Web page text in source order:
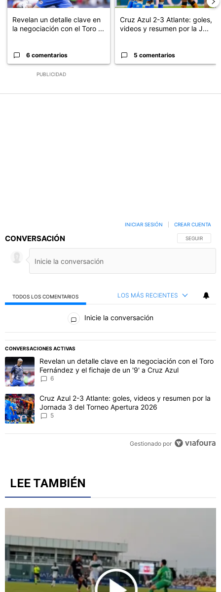
PUBLICIDAD
Revelan un detalle clave en
la negociación con el Toro ...
6 comentarios
Cruz Azul 2-3 Atlante: goles,
videos y resumen por la J...
5 comentarios
CONVERSACIÓN SIGA ESTA
SEGUIR
INICIAR SESIÓN CREAR CUENTA
TODOS LOS COMENTARIOS LOS MÁS RECIENTES
Todos los comentarios
Inicie la conversación
CONVERSACIONES ACTIVAS
Este listado muestra los artículos con más comentarios en los
Un artículo de tendencia con el título "Revelan un detalle clave
Revelan un detalle clave en la negociación con el Toro
Fernández y el fichaje de un '9' a Cruz Azul
Un artículo de tendencia con el título "Cruz Azul 2-3 Atlante:
Cruz Azul 2-3 Atlante: goles, videos y resumen por la